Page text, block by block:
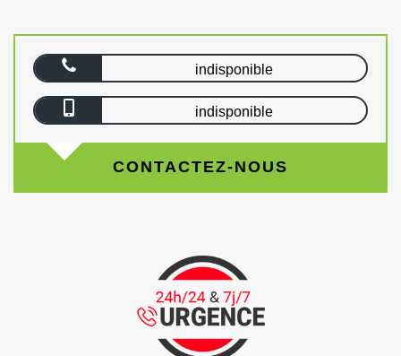
indisponible
indisponible
CONTACTEZ-NOUS